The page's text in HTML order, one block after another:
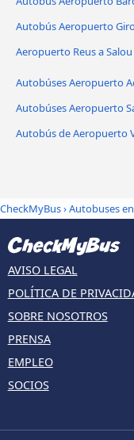
Autobús Aeropuerto
Aeropuerto Reus a
Autobúses Aeropuerto
Autobúses Aeropuerto
Autobús de Aeropuerto
CheckMyBus›Autobuses
AVISO LEGAL
POLÍTICA DE
SOBRE NOSOTROS
PRENSA
EMPLEO
SOCIOS